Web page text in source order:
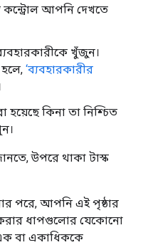
কন্ট্রোল আপনি দেখতে
খুঁজুন।
‘ব্যবহারকারীর
হয়েছে কিনা তা নিশ্চিত
উপরে থাকা টাস্ক
পরে, আপনি এই পৃষ্ঠার
ধাপগুলোর যেকোনো
বা একাধিককে